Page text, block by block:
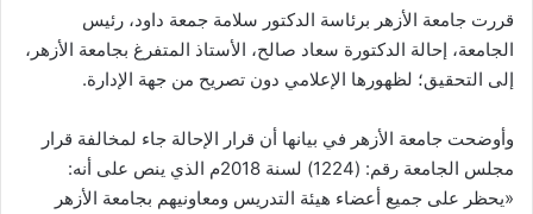
قررت جامعة الأزهر برئاسة الدكتور سلامة جمعة داود، رئيس
الجامعة، إحالة الدكتورة سعاد صالح، الأستاذ المتفرغ بجامعة الأزهر،
إلى التحقيق؛ لظهورها الإعلامي دون تصريح من جهة الإدارة.
وأوضحت جامعة الأزهر في بيانها أن قرار الإحالة جاء لمخالفة قرار
مجلس الجامعة رقم: (1224) لسنة 2018م الذي ينص على أنه:
«يحظر على جميع أعضاء هيئة التدريس ومعاونيهم بجامعة الأزهر